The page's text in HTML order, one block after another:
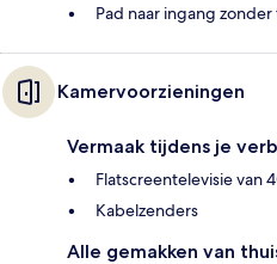
Pad naar ingang
Kamervoorzieningen
Vermaak tijdens je
Flatscreentelevisie van
Kabelzenders
Alle gemakken van